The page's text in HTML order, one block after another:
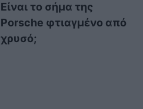
Είναι το σήμα της
Porsche φτιαγμένο από
χρυσό;